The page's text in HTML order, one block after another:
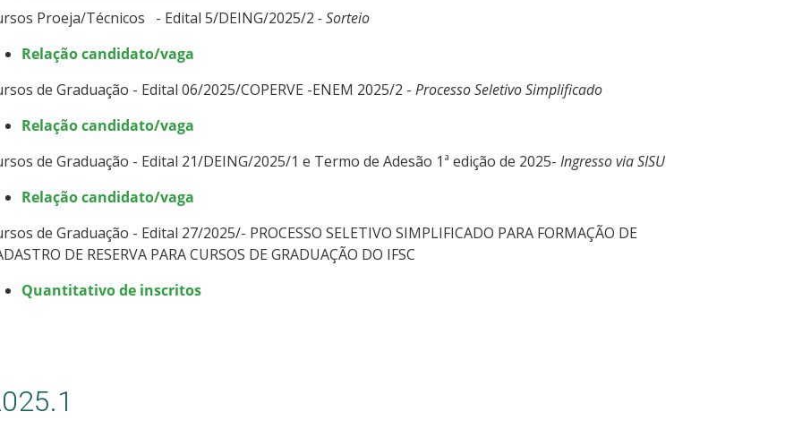
Proeja/Técnicos - Edital 5/DEING/2025/2 - Sorteio
Relação candidato/vaga​
de Graduação - Edital 06/2025/COPERVE -ENEM 2025/2 - Processo Seletivo Simplificado
Relação candidato/vaga​
de Graduação - Edital 21/DEING/2025/1 e Termo de Adesão 1ª edição de 2025- Ingresso via SISU
Relação candidato/vaga​
de Graduação - Edital 27/2025/- PROCESSO SELETIVO SIMPLIFICADO PARA FORMAÇÃO DE
DE RESERVA PARA CURSOS DE GRADUAÇÃO DO IFSC
Quantitativo de inscritos